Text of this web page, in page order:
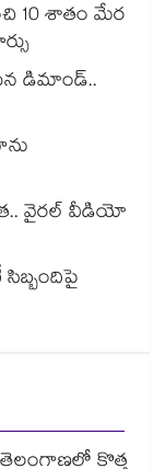
10 శాతం మేర
డిమాండ్..
వైరల్ వీడియో
సిబ్బందిపై